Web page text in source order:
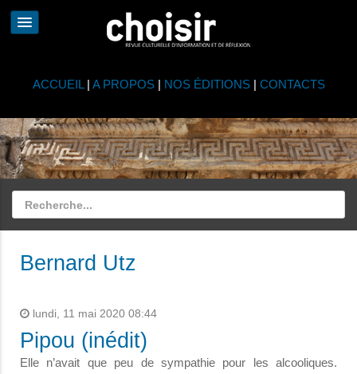
ACCUEIL | A PROPOS| NOS ÉDITIONS| CONTACTS
Bernard Utz
lundi, 11 mai 2020 08:44
Pipou (inédit)
Elle n’avait que peu de sympathie pour les alcooliques.